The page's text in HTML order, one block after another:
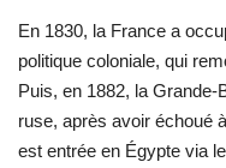
En 1830, la France a
politique coloniale, qui
Puis, en 1882, la
ruse, après avoir échoué
est entrée en Égypte via